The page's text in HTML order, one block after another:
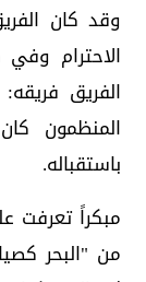
وقد كان
الاحترام
الفريق
المنظمون
باستقباله.
مبكراً
من "البحر